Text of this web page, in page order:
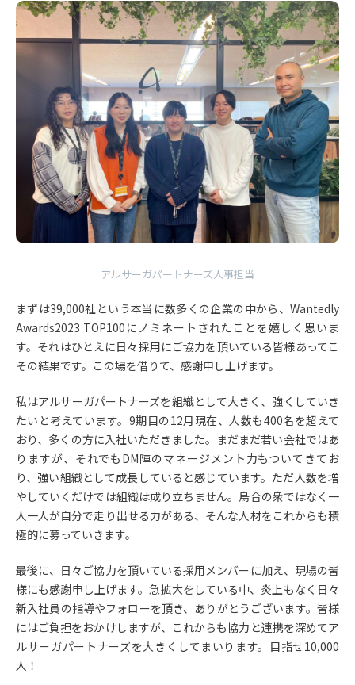
アルサーガパートナーズ人事担当
まずは39,000社という本当に数多くの企業の中から、Wantedly
Awards2023 TOP100にノミネートされたことを嬉しく思いま
す。それはひとえに日々採用にご協力を頂いている皆様あってこ
その結果です。この場を借りて、感謝申し上げます。
私はアルサーガパートナーズを組織として大きく、強くしていき
たいと考えています。9期目の12月現在、人数も400名を超えて
おり、多くの方に入社いただきました。まだまだ若い会社ではあ
りますが、それでもDM陣のマネージメント力もついてきてお
り、強い組織として成長していると感じています。ただ人数を増
やしていくだけでは組織は成り立ちません。烏合の衆ではなく一
人一人が自分で走り出せる力がある、そんな人材をこれからも積
極的に募っていきます。
最後に、日々ご協力を頂いている採用メンバーに加え、現場の皆
様にも感謝申し上げます。急拡大をしている中、炎上もなく日々
新入社員の指導やフォローを頂き、ありがとうございます。皆様
にはご負担をおかけしますが、これからも協力と連携を深めてア
ルサーガパートナーズを大きくしてまいります。目指せ10,000
人！